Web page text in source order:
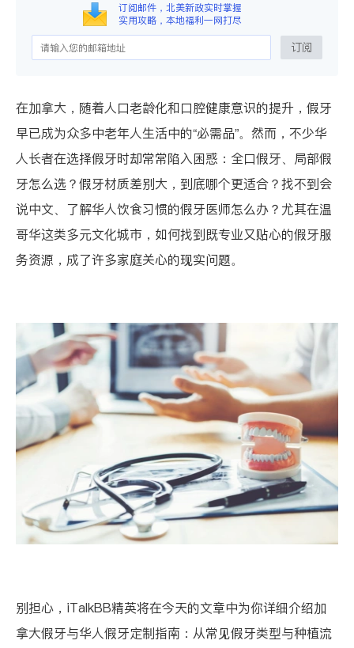
订阅邮件，北美新政实时掌握
实用攻略，本地福利一网打尽
订阅
在加拿大，随着人口老龄化和口腔健康意识的提升，假牙
早已成为众多中老年人生活中的“必需品”。然而，不少华
人长者在选择假牙时却常常陷入困惑：全口假牙、局部假
牙怎么选？假牙材质差别大，到底哪个更适合？找不到会
说中文、了解华人饮食习惯的假牙医师怎么办？尤其在温
哥华这类多元文化城市，如何找到既专业又贴心的假牙服
务资源，成了许多家庭关心的现实问题。
别担心，iTalkBB精英将在今天的文章中为你详细介绍加
拿大假牙与华人假牙定制指南：从常见假牙类型与种植流